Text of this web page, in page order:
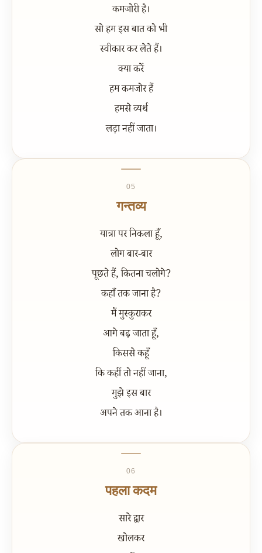
कमजोरी है।
सो हम इस बात को भी
स्वीकार कर लेते हैं।
क्या करें
हम कमजोर हैं
हमसे व्यर्थ
लड़ा नहीं जाता।
05
गन्तव्य
यात्रा पर निकला हूँ,
लोग बार-बार
पूछते हैं, कितना चलोगे?
कहाँ तक जाना है?
मैं मुस्कुराकर
आगे बढ़ जाता हूँ,
किससे कहूँ
कि कहीं तो नहीं जाना,
मुझे इस बार
अपने तक आना है।
06
पहला कदम
सारे द्वार
खोलकर